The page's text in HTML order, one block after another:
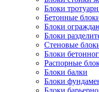
Блоки
Бетонные
Блоки
Блоки
Стеновые
Блоки
Распорные
Блоки балки
Блоки
Блоки